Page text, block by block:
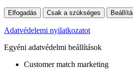
Elfogadás Csak a szükséges
Adatvédelemi nyilatkozatot
Egyéni adatvédelmi beállítások
Customer match marketing